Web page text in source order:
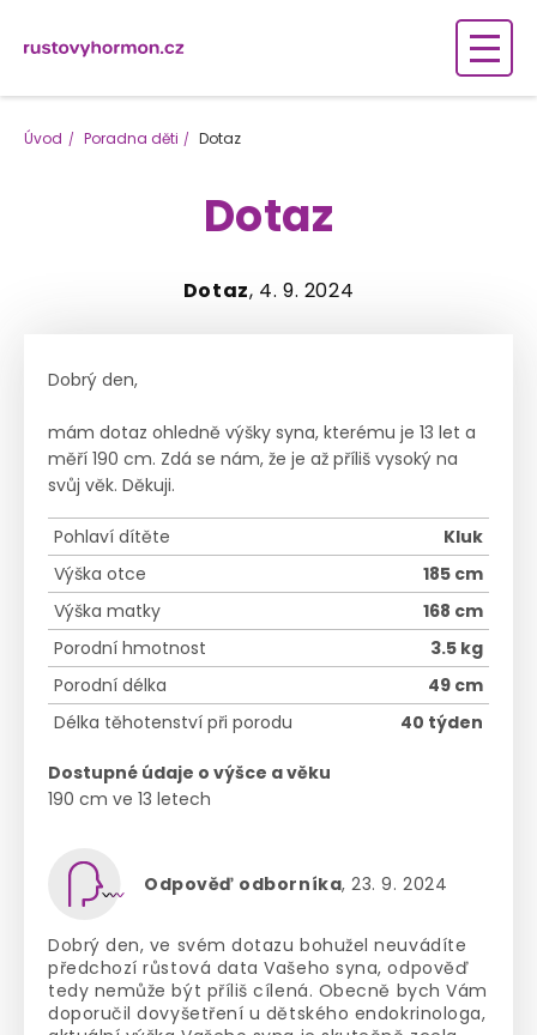
Úvod Poradna děti Dotaz
Dotaz
Dotaz, 4. 9. 2024
Dobrý den,
mám dotaz ohledně výšky syna, kterému je 13 let a
měří 190 cm. Zdá se nám, že je až příliš vysoký na
svůj věk. Děkuji.
Pohlaví dítěte
Kluk
Výška otce
185 cm
Výška matky
168 cm
Porodní hmotnost
3.5 kg
Porodní délka
49 cm
Délka těhotenství při porodu
40 týden
Dostupné údaje o výšce a věku
190 cm ve 13 letech
Odpověď odborníka, 23. 9. 2024
Dobrý den, ve svém dotazu bohužel neuvádíte
předchozí růstová data Vašeho syna, odpověď
tedy nemůže být příliš cílená. Obecně bych Vám
doporučil dovyšetření u dětského endokrinologa,